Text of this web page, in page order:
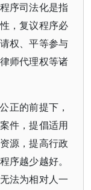
序司法化是指
，复议程序必
权、平等参与
师代理权等诸
正的前提下，
件，提倡适用
源，提高行政
序越少越好。
法为相对人一